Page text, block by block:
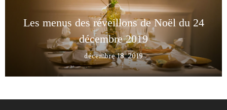
Les menus des réveillons de Noël du 24
décembre 2019
décembre 18, 2019